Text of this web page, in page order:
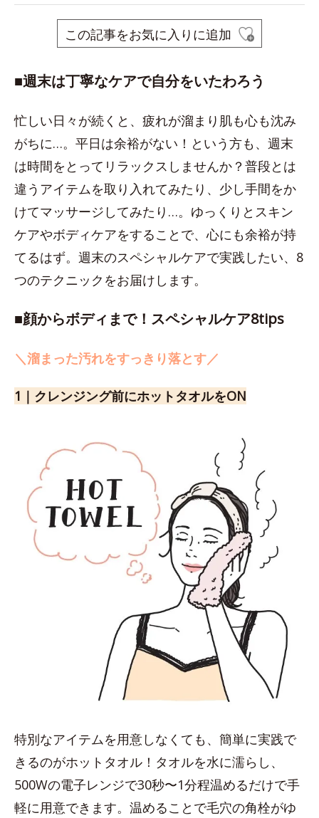
この記事をお気に入りに追加
■週末は丁寧なケアで自分をいたわろう
忙しい日々が続くと、疲れが溜まり肌も心も沈み
がちに…。平日は余裕がない！という方も、週末
は時間をとってリラックスしませんか？普段とは
違うアイテムを取り入れてみたり、少し手間をか
けてマッサージしてみたり…。ゆっくりとスキン
ケアやボディケアをすることで、心にも余裕が持
てるはず。週末のスペシャルケアで実践したい、8
つのテクニックをお届けします。
■顔からボディまで！スペシャルケア8tips
＼溜まった汚れをすっきり落とす／
1｜クレンジング前にホットタオルをON
特別なアイテムを用意しなくても、簡単に実践で
きるのがホットタオル！タオルを水に濡らし、
500Wの電子レンジで30秒〜1分程温めるだけで手
軽に用意できます。温めることで毛穴の角栓がゆ